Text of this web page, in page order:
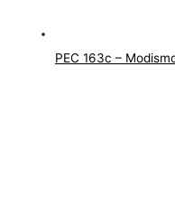
PEC 163c –